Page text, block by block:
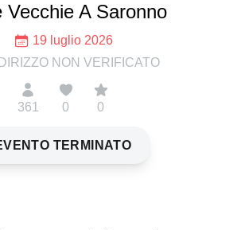
Vecchie A Saronno
19 luglio 2026
NON VERIFICATO
361 0 0
TERMINATO